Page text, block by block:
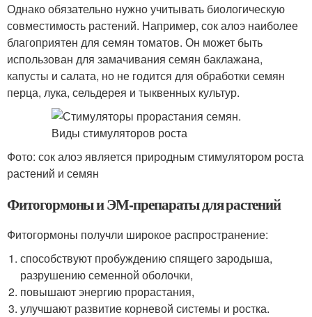
Однако обязательно нужно учитывать биологическую
совместимость растений. Например, сок алоэ наиболее
благоприятен для семян томатов. Он может быть
использован для замачивания семян баклажана,
капусты и салата, но не годится для обработки семян
перца, лука, сельдерея и тыквенных культур.
Фото: сок алоэ является природным стимулятором роста
растений и семян
Фитогормоны и ЭМ-препараты для растений
Фитогормоны получли широкое распространение:
способствуют пробуждению спящего зародыша,
разрушению семенной оболочки,
повышают энергию прорастания,
улучшают развитие корневой системы и ростка.